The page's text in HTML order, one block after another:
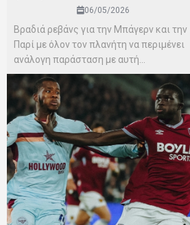
06/05/2026
Βραδιά ρεβάνς για την Μπάγερν και την
Παρί με όλον τον πλανήτη να περιμένει
ανάλογη παράσταση με αυτή...